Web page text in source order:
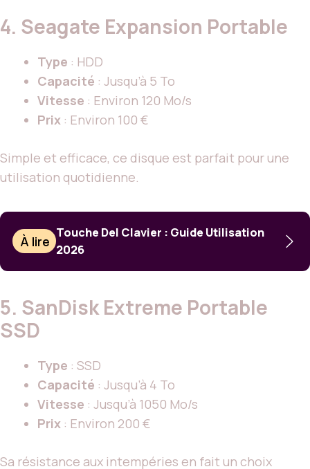
4. Seagate Expansion Portable
Type : HDD
Capacité : Jusqu’à 5 To
Vitesse : Environ 120 Mo/s
Prix : Environ 100 €
Simple et efficace, ce disque est parfait pour une
utilisation quotidienne.
À lire
Touche Del Clavier : Guide Utilisation
2026
5. SanDisk Extreme Portable
SSD
Type : SSD
Capacité : Jusqu’à 4 To
Vitesse : Jusqu’à 1050 Mo/s
Prix : Environ 200 €
Sa résistance aux intempéries en fait un choix